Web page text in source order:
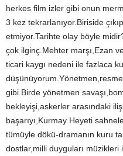
herkes film izler gibi onun
3 kez tekrarlanıyor.Biriside
etmiyor.Tarihte olay böyle
çok ilginç.Mehter marşı,Ezan
ticari kaygı nedeni ile fazlaca
gibi.Birde yönetmen
bekleyişi,askerler arasındaki
başarıyı,Kurmay Heyeti
tümüyle dökü-dramanın kuru
dostlar,milli duyguları